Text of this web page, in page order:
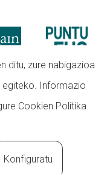
ditu, zure nabigazioa
Informazio
Cookien Politika
Konfiguratu